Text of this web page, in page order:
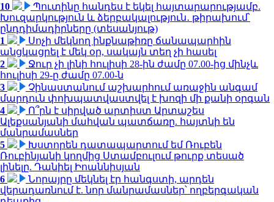
10
Պուտինը հանդես է եկել հայտարարությամբ.
Խուզարկություն և ձերբակալություն․ թիրախում՝
ընդդիմադիրները (տեսանյութ)
1
Սոչի մեկնող ինքնաթիռը ճանապարհին
անցկացրել է մեկ օր, սակայն տեղ չի հասել
2
Ջուր չի լինի հուլիսի 28-ին ժամը 07.00-ից մինչև
հուլիսի 29-ը ժամը 07.00-ն
3
Չինաստանում աշխարհում առաջին անգամ
մարդուն փոխպատվաստվել է խոզի մի քանի օրգան
4
Ո՞րն է սիրված արտիստ Արտաշես
Ալեքսանյանի մահվան պատճառը. հայտնի են
մանրամասներ
5
Խստորեն դատապարտում եմ Ռուբեն
Ռուբինյանի կողմից Ստամբուլում թուրք տեսած
լինելը. Դանիել Իոաննիսյան
6
Նորայրը մեկնել էր հանգստի, արդեն
վերադառնում է. նոր մանրամասներ՝ ողբերգական